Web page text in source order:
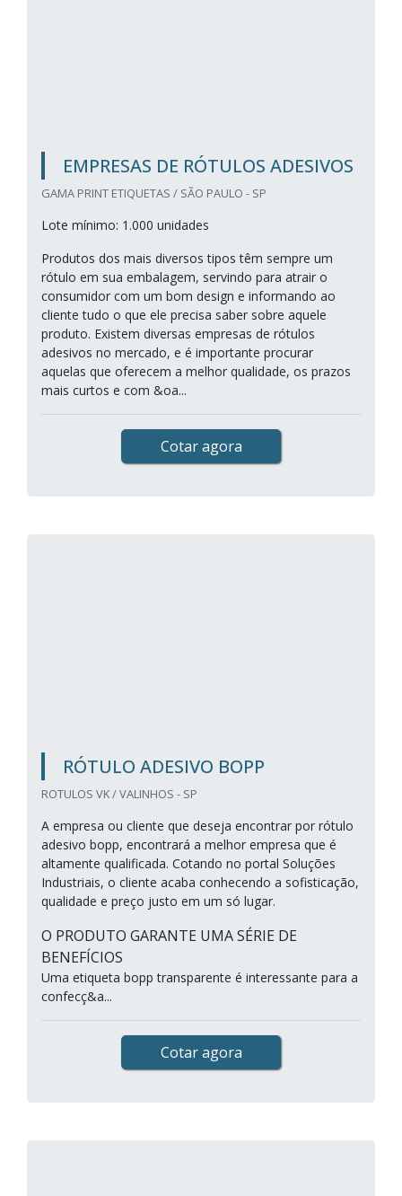
EMPRESAS DE RÓTULOS ADESIVOS
GAMA PRINT ETIQUETAS / SÃO PAULO - SP
Lote mínimo: 1.000 unidades
Produtos dos mais diversos tipos têm sempre um
rótulo em sua embalagem, servindo para atrair o
consumidor com um bom design e informando ao
cliente tudo o que ele precisa saber sobre aquele
produto. Existem diversas empresas de rótulos
adesivos no mercado, e é importante procurar
aquelas que oferecem a melhor qualidade, os prazos
mais curtos e com &oa...
Cotar agora
RÓTULO ADESIVO BOPP
ROTULOS VK / VALINHOS - SP
A empresa ou cliente que deseja encontrar por rótulo
adesivo bopp, encontrará a melhor empresa que é
altamente qualificada. Cotando no portal Soluções
Industriais, o cliente acaba conhecendo a sofisticação,
qualidade e preço justo em um só lugar.
O PRODUTO GARANTE UMA SÉRIE DE
BENEFÍCIOS
Uma etiqueta bopp transparente é interessante para a
confecç&a...
Cotar agora